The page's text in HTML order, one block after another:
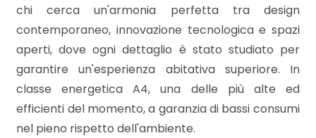
chi cerca un'armonia perfetta tra design
contemporaneo, innovazione tecnologica e spazi
aperti, dove ogni dettaglio è stato studiato per
garantire un'esperienza abitativa superiore. In
classe energetica A4, una delle più alte ed
efficienti del momento, a garanzia di bassi consumi
nel pieno rispetto dell'ambiente.
Locali
minimi
Qualsiasi